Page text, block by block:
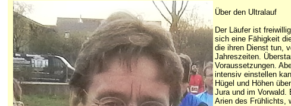
Über den Ultralauf
Der Läufer ist
sich eine Fähigkeit
die ihren Dienst tun,
Jahreszeiten.
Voraussetzungen.
intensiv einstellen
Hügel und Höhen
Jura und im Vorwald.
Arien des Frühlichts,